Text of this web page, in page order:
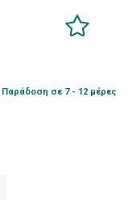
Παράδοση σε 7 - 12 μέρες